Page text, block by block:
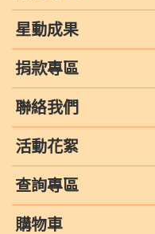
星動成果
捐款專區
聯絡我們
活動花絮
查詢專區
購物車